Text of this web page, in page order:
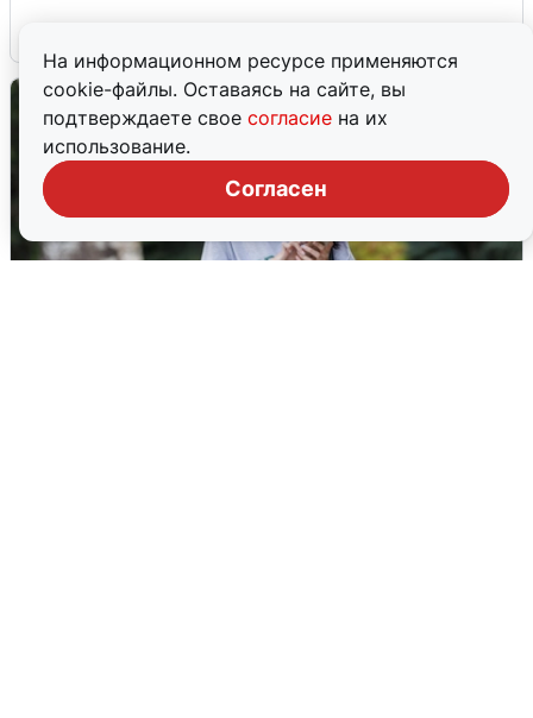
На информационном ресурсе применяются
cookie-файлы. Оставаясь на сайте, вы
подтверждаете свое согласие на их
использование.
Согласен